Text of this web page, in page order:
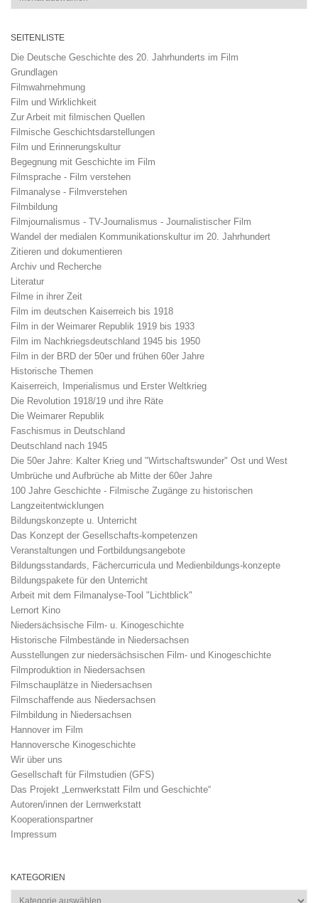
SEITENLISTE
Die Deutsche Geschichte des 20. Jahrhunderts im Film
Grundlagen
Filmwahrnehmung
Film und Wirklichkeit
Zur Arbeit mit filmischen Quellen
Filmische Geschichtsdarstellungen
Film und Erinnerungskultur
Begegnung mit Geschichte im Film
Filmsprache - Film verstehen
Filmanalyse - Filmverstehen
Filmbildung
Filmjournalismus - TV-Journalismus - Journalistischer Film
Wandel der medialen Kommunikationskultur im 20. Jahrhundert
Zitieren und dokumentieren
Archiv und Recherche
Literatur
Filme in ihrer Zeit
Film im deutschen Kaiserreich bis 1918
Film in der Weimarer Republik 1919 bis 1933
Film im Nachkriegsdeutschland 1945 bis 1950
Film in der BRD der 50er und frühen 60er Jahre
Historische Themen
Kaiserreich, Imperialismus und Erster Weltkrieg
Die Revolution 1918/19 und ihre Räte
Die Weimarer Republik
Faschismus in Deutschland
Deutschland nach 1945
Die 50er Jahre: Kalter Krieg und "Wirtschaftswunder" Ost und West
Umbrüche und Aufbrüche ab Mitte der 60er Jahre
100 Jahre Geschichte - Filmische Zugänge zu historischen
Langzeitentwicklungen
Bildungskonzepte u. Unterricht
Das Konzept der Gesellschafts-kompetenzen
Veranstaltungen und Fortbildungsangebote
Bildungsstandards, Fächercurricula und Medienbildungs-konzepte
Bildungspakete für den Unterricht
Arbeit mit dem Filmanalyse-Tool "Lichtblick"
Lernort Kino
Niedersächsische Film- u. Kinogeschichte
Historische Filmbestände in Niedersachsen
Ausstellungen zur niedersächsischen Film- und Kinogeschichte
Filmproduktion in Niedersachsen
Filmschauplätze in Niedersachsen
Filmschaffende aus Niedersachsen
Filmbildung in Niedersachsen
Hannover im Film
Hannoversche Kinogeschichte
Wir über uns
Gesellschaft für Filmstudien (GFS)
Das Projekt „Lernwerkstatt Film und Geschichte“
Autoren/innen der Lernwerkstatt
Kooperationspartner
Impressum
KATEGORIEN
Kategorien